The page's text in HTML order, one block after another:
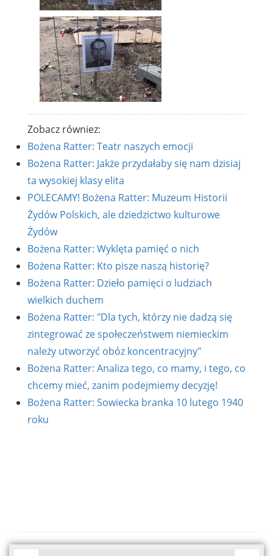
Zobacz równiez:
Bożena Ratter: Teatr naszych emocji
Bożena Ratter: Jakże przydałaby się nam dzisiaj
ta wysokiej klasy elita
POLECAMY! Bożena Ratter: Muzeum Historii
Żydów Polskich, ale dziedzictwo kulturowe
Żydów
Bożena Ratter: Wyklęta pamięć o nich
Bożena Ratter: Kto pisze naszą historię?
Bożena Ratter: Dzieło pamięci o ludziach
wielkich duchem
Bożena Ratter: "Dla tych, którzy nie dadzą się
zintegrować ze społeczeństwem niemieckim
należy utworzyć obóz koncentracyjny"
Bożena Ratter: Analiza tego, co mamy, i tego, co
chcemy mieć, zanim podejmiemy decyzję!
Bożena Ratter: Sowiecka branka 10 lutego 1940
roku